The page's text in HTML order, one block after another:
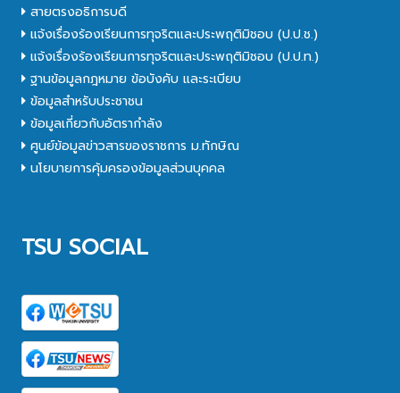
สายตรงอธิการบดี
แจ้งเรื่องร้องเรียนการทุจริตและประพฤติมิชอบ (ป.ป.ช.)
แจ้งเรื่องร้องเรียนการทุจริตและประพฤติมิชอบ (ป.ป.ท.)
ฐานข้อมูลกฎหมาย ข้อบังคับ และระเบียบ
ข้อมูลสำหรับประชาชน
ข้อมูลเกี่ยวกับอัตรากำลัง
ศูนย์ข้อมูลข่าวสารของราชการ ม.ทักษิณ
นโยบายการคุ้มครองข้อมูลส่วนบุคคล
TSU SOCIAL